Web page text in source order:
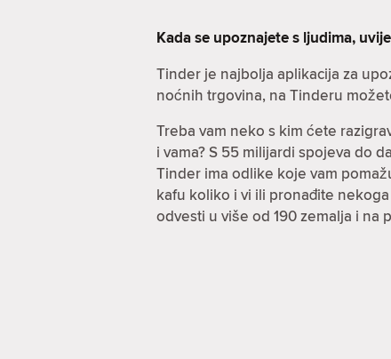
Kada se upoznajete s ljudima,
Tinder je najbolja aplikacija za
noćnih trgovina, na Tinderu
Treba vam neko s kim ćete
i vama? S 55 milijardi spojeva do
Tinder ima odlike koje vam
kafu koliko i vi ili pronađite
odvesti u više od 190 zemalja i